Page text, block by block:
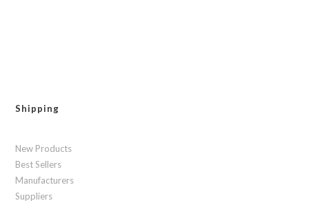
Shipping
New Products
Best Sellers
Manufacturers
Suppliers